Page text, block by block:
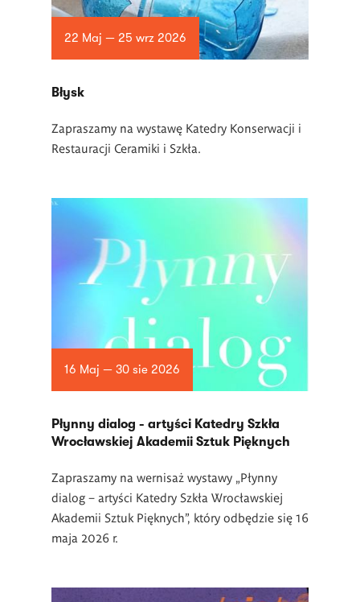
22 Maj — 25 wrz 2026
Błysk
Zapraszamy na wystawę Katedry Konserwacji i
Restauracji Ceramiki i Szkła.
16 Maj — 30 sie 2026
Płynny dialog - artyści Katedry Szkła
Wrocławskiej Akademii Sztuk Pięknych
Zapraszamy na wernisaż wystawy „Płynny
dialog – artyści Katedry Szkła Wrocławskiej
Akademii Sztuk Pięknych”, który odbędzie się 16
maja 2026 r.